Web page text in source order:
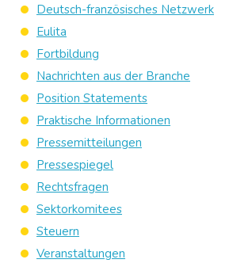
Deutsch-französisches Netzwerk
Eulita
Fortbildung
Nachrichten aus der Branche
Position Statements
Praktische Informationen
Pressemitteilungen
Pressespiegel
Rechtsfragen
Sektorkomitees
Steuern
Veranstaltungen